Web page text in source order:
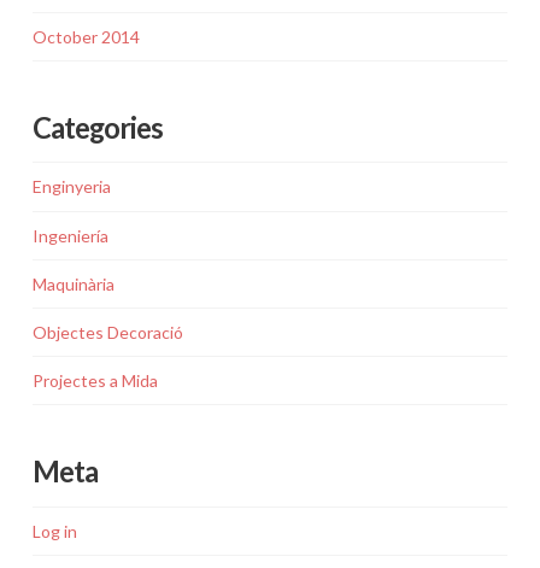
October 2014
Categories
Enginyeria
Ingeniería
Maquinària
Objectes Decoració
Projectes a Mida
Meta
Log in